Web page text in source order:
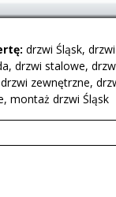
drzwi Śląsk, drzwi
drzwi stalowe,
zewnętrzne,
montaż drzwi Śląsk